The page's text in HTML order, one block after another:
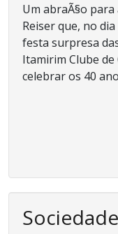
Um abraÃ§o
Reiser que, no
festa surpresa
Itamirim Clube
celebrar os 40